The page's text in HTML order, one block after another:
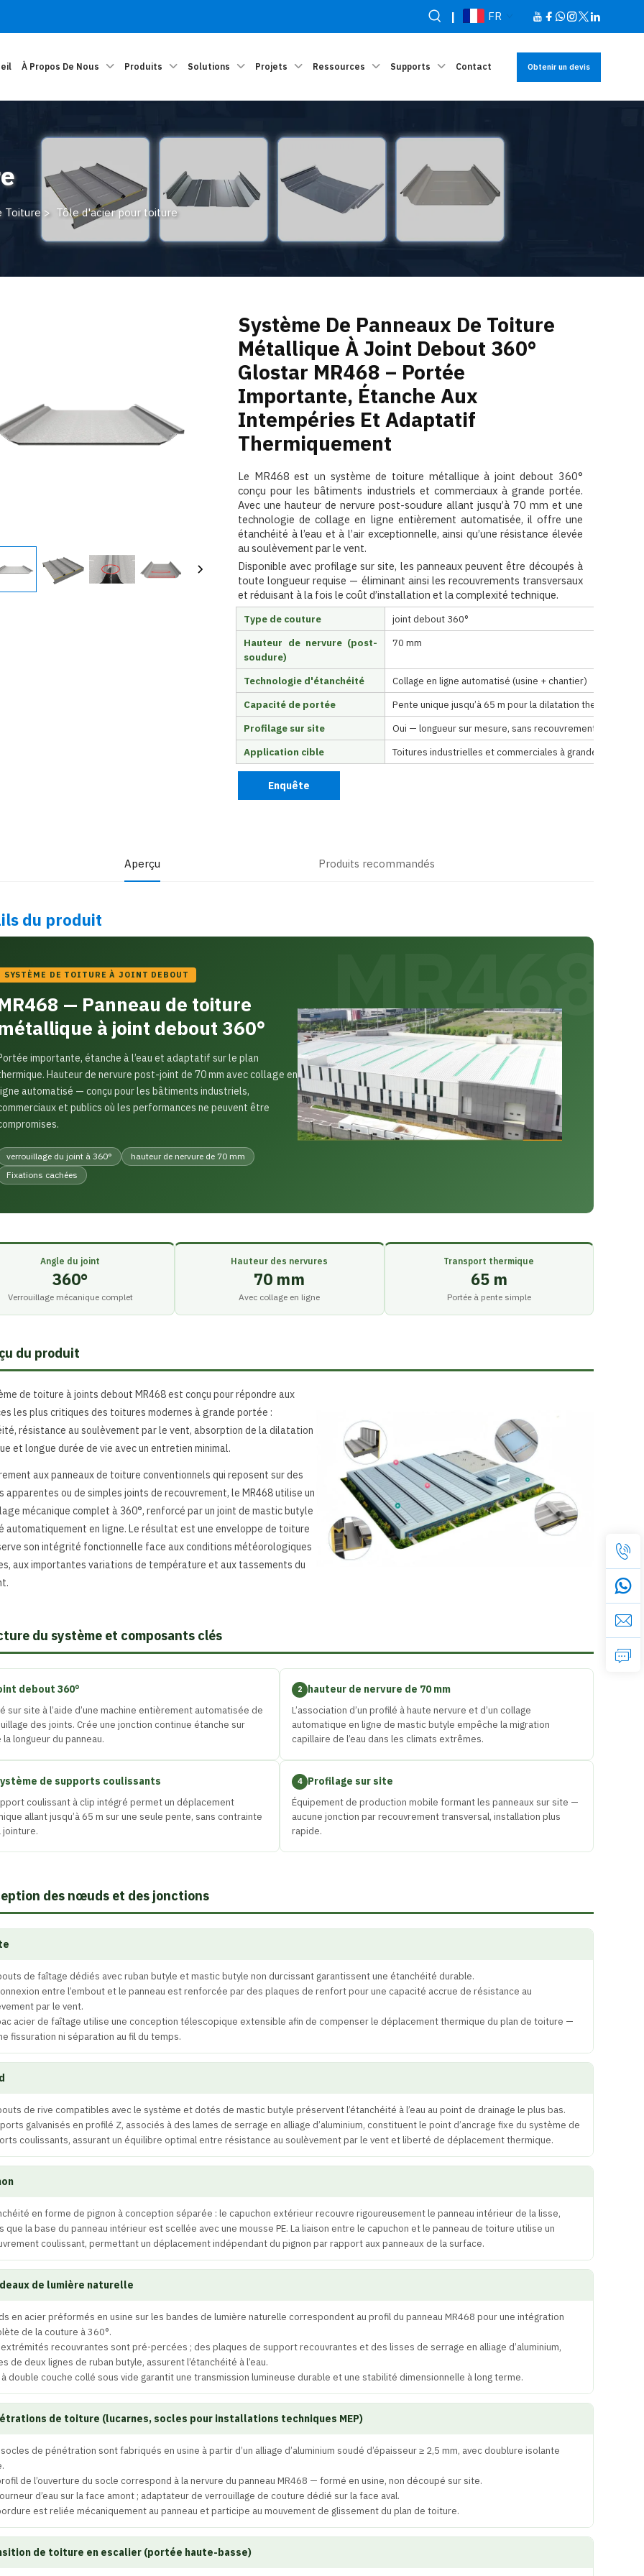
| FR
À Propos De Nous Produits Solutions Projets Ressources Supports Contact Obtenir un devis
Toiture > Tôle d'acier pour toiture
Système De Panneaux De Toiture
Métallique À Joint Debout 360°
Glostar MR468 – Portée
Importante, Étanche Aux
Intempéries Et Adaptatif
Thermiquement
Le MR468 est un système de toiture métallique à joint debout 360°
conçu pour les bâtiments industriels et commerciaux à grande portée.
Avec une hauteur de nervure post-soudure allant jusqu’à 70 mm et une
technologie de collage en ligne entièrement automatisée, il offre une
étanchéité à l’eau et à l’air exceptionnelle, ainsi qu’une résistance élevée
au soulèvement par le vent.
Disponible avec profilage sur site, les panneaux peuvent être découpés à
toute longueur requise — éliminant ainsi les recouvrements transversaux
et réduisant à la fois le coût d’installation et la complexité technique.
Type de couture
joint debout 360°
Hauteur de nervure (post-
soudure)
70 mm
Technologie d'étanchéité
Collage en ligne automatisé (usine + chantier)
Capacité de portée
Pente unique jusqu’à 65 m pour la dilatation thermique
Profilage sur site
Oui — longueur sur mesure, sans recouvrement
Application cible
Toitures industrielles et commerciales à grande portée
Enquête
Aperçu Produits recommandés
du produit
MR468
SYSTÈME DE TOITURE À JOINT DEBOUT
— Panneau de toiture
à joint debout 360°
importante, étanche à l’eau et adaptatif sur le plan
Hauteur de nervure post-joint de 70 mm avec collage en
automatisé — conçu pour les bâtiments industriels,
et publics où les performances ne peuvent être
verrouillage du joint à 360°
hauteur de nervure de 70 mm
Fixations cachées
Angle du joint
360°
Verrouillage mécanique complet
Hauteur des nervures
70 mm
Avec collage en ligne
Transport thermique
65 m
Portée à pente simple
du produit
de toiture à joints debout MR468 est conçu pour répondre aux
les plus critiques des toitures modernes à grande portée :
résistance au soulèvement par le vent, absorption de la dilatation
et longue durée de vie avec un entretien minimal.
aux panneaux de toiture conventionnels qui reposent sur des
apparentes ou de simples joints de recouvrement, le MR468 utilise un
mécanique complet à 360°, renforcé par un joint de mastic butyle
automatiquement en ligne. Le résultat est une enveloppe de toiture
son intégrité fonctionnelle face aux conditions météorologiques
aux importantes variations de température et aux tassements du
du système et composants clés
debout 360°
sur site à l’aide d’une machine entièrement automatisée de
des joints. Crée une jonction continue étanche sur
longueur du panneau.
2 hauteur de nervure de 70 mm
L’association d’un profilé à haute nervure et d’un collage
automatique en ligne de mastic butyle empêche la migration
capillaire de l’eau dans les climats extrêmes.
de supports coulissants
coulissant à clip intégré permet un déplacement
allant jusqu’à 65 m sur une seule pente, sans contrainte
jointure.
4 Profilage sur site
Équipement de production mobile formant les panneaux sur site —
aucune jonction par recouvrement transversal, installation plus
rapide.
des nœuds et des jonctions
de faîtage dédiés avec ruban butyle et mastic butyle non durcissant garantissent une étanchéité durable.
entre l’embout et le panneau est renforcée par des plaques de renfort pour une capacité accrue de résistance au
par le vent.
acier de faîtage utilise une conception télescopique extensible afin de compenser le déplacement thermique du plan de toiture —
fissuration ni séparation au fil du temps.
de rive compatibles avec le système et dotés de mastic butyle préservent l’étanchéité à l’eau au point de drainage le plus bas.
galvanisés en profilé Z, associés à des lames de serrage en alliage d’aluminium, constituent le point d’ancrage fixe du système de
coulissants, assurant un équilibre optimal entre résistance au soulèvement par le vent et liberté de déplacement thermique.
en forme de pignon à conception séparée : le capuchon extérieur recouvre rigoureusement le panneau intérieur de la lisse,
que la base du panneau intérieur est scellée avec une mousse PE. La liaison entre le capuchon et le panneau de toiture utilise un
coulissant, permettant un déplacement indépendant du pignon par rapport aux panneaux de la surface.
de lumière naturelle
en acier préformés en usine sur les bandes de lumière naturelle correspondent au profil du panneau MR468 pour une intégration
de la couture à 360°.
extrémités recouvrantes sont pré-percées ; des plaques de support recouvrantes et des lisses de serrage en alliage d’aluminium,
de deux lignes de ruban butyle, assurent l’étanchéité à l’eau.
à double couche collé sous vide garantit une transmission lumineuse durable et une stabilité dimensionnelle à long terme.
de toiture (lucarnes, socles pour installations techniques MEP)
socles de pénétration sont fabriqués en usine à partir d’un alliage d’aluminium soudé d’épaisseur ≥ 2,5 mm, avec doublure isolante
de l’ouverture du socle correspond à la nervure du panneau MR468 — formé en usine, non découpé sur site.
d’eau sur la face amont ; adaptateur de verrouillage de couture dédié sur la face aval.
est reliée mécaniquement au panneau et participe au mouvement de glissement du plan de toiture.
de toiture en escalier (portée haute-basse)